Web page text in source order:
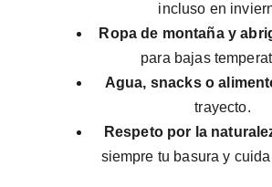
incluso en
Ropa de montaña y
para bajas
Agua, snacks o
trayecto.
Respeto por la
siempre tu basura y